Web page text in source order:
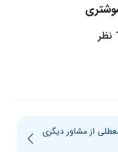
نظر
از مشاور دیگری